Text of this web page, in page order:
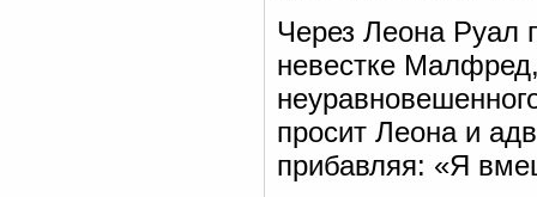
Через Леона Руал
невестке Малфред,
просит Леона и
прибавляя: «Я